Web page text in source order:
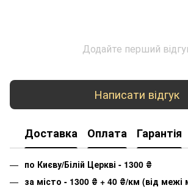
Додайте перший
Написати відгук
Доставка Оплата Гарантія
по Києву/Білій Церкві - 1300 ₴
за місто - 1300 ₴ + 40 ₴/км (від межі